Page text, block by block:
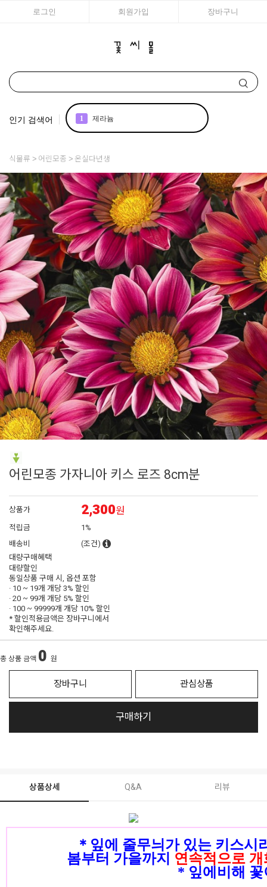
로그인 회원가입 장바구니
인기 검색어 1 제라늄
3 리갈
4 조날
5 어린모종 국화
6 백합
7 페츄니아
8 에키네시아
9 백일홍
10 접시꽃
식물류 어린모종 온실다년생
어린모종 가자니아 키스 로즈 8cm분
상품가 2,300원
적립금
1%
배송비
(조건)
대량구매혜택
대량할인
동일상품 구매 시, 옵션 포함
· 10 ~ 19개 개당3% 할인
· 20 ~ 99개 개당 5% 할인
· 100 ~ 99999개 개당 10% 할인
* 할인적용금액은 장바구니에서
확인해주세요.
총 상품 금액 0 원
장바구니 관심상품
구매하기
상품상세 Q&A 리뷰
＊잎에 줄무늬가 있는 키스
봄부터 가을까지 연속적으로 개
* 잎에비해